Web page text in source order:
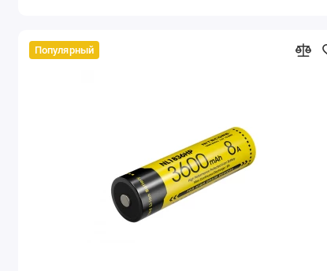
Популярный